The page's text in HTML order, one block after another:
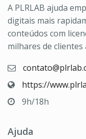
A PLRLAB ajuda
digitais mais
conteúdos com
milhares de
https://
9h/18h
Ajuda